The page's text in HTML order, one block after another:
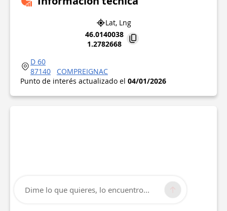
Lat, Lng
46.0140038
1.2782668
D 60
87140
COMPREIGNAC
Punto de interés actualizado el 04/01/2026
Dime lo que quieres, lo encuentro...